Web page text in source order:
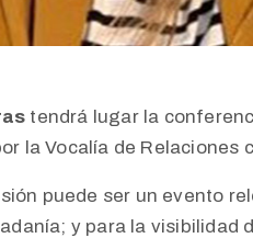
tendrá lugar la
la Vocalía de Relaciones
puede ser un evento
y para la visibilidad